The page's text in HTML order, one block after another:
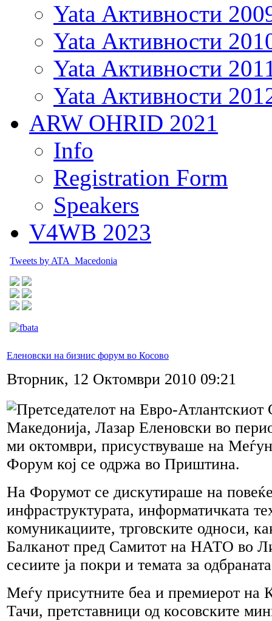
Yata Активности
Yata Активности
Yata Активности
Yata Активности
ARW OHRID 2021
Info
Registration Form
Speakers
V4WB 2023
Tweets by ATA_Macedonia
Еленовски на бизнис форум во Косово
Вторник, 12 Октомври 2010 09:21
Претседателот на Евро-Атлантскиот
Македонија, Лазар Еленовски во
ми октомври, присуствуваше на
Форум кој се одржа во Приштина.
На Форумот се дискутираше на
инфраструктурата, информатичката
комуникациите, трговските односи,
Балканот пред Самитот на НАТО во
сесиите ја покри и темата за
Меѓу присутните беа и премиерот
Тачи, претставници од косовските